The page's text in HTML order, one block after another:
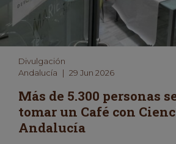
Divulgación
Andalucía
| 29 Jun 2026
Más de 5.300 personas
tomar un Café con
Andalucía